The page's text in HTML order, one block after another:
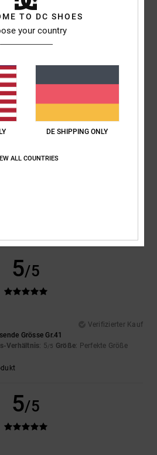
Verhältnis
5/5
Verifizierter Kauf
Grösse Gr.41
Verhältnis: 5/5 Größe: Perfekte Größe
5/5
TO DC SHOES
your country
DE SHIPPING ONLY
ALL COUNTRIES